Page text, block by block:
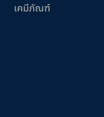
เคมีภัณฑ์